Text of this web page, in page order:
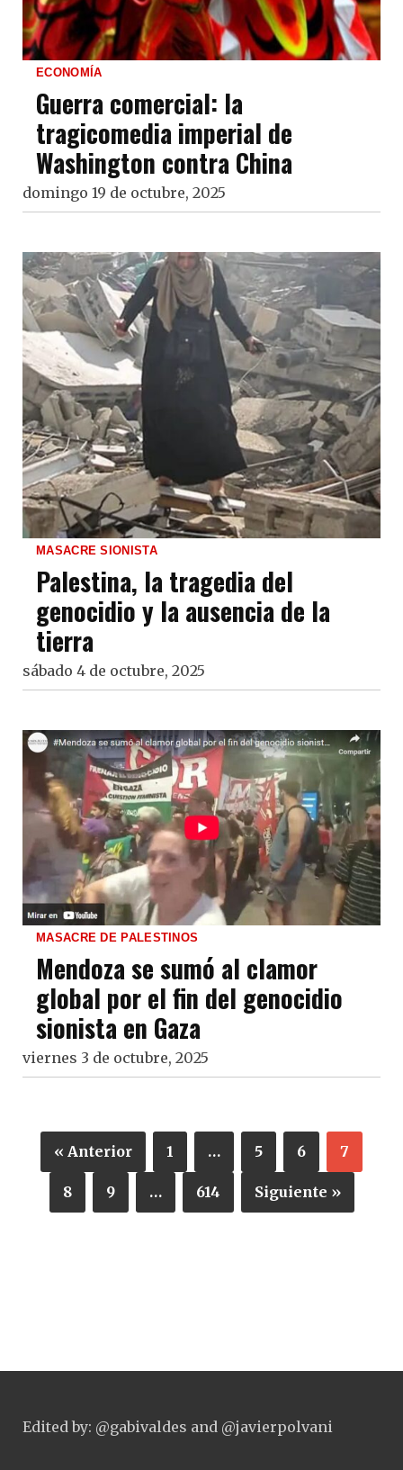
ECONOMÍA
Guerra comercial: la
tragicomedia imperial de
Washington contra China
domingo 19 de octubre, 2025
MASACRE SIONISTA
Palestina, la tragedia del
genocidio y la ausencia de la
tierra
sábado 4 de octubre, 2025
MASACRE DE PALESTINOS
Mendoza se sumó al clamor
global por el fin del genocidio
sionista en Gaza
viernes 3 de octubre, 2025
« Anterior 1 … 5 6 7
8 9 … 614 Siguiente »
Edited by: @gabivaldes and @javierpolvani